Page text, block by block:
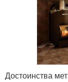
Достоинства